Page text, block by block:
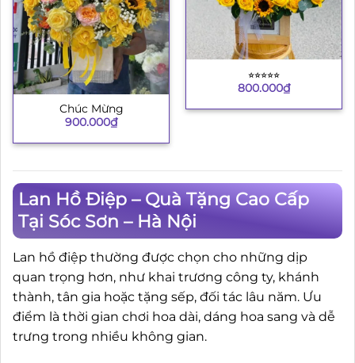
Chúc Mừng
900.000₫
⭐︎⭐︎⭐︎⭐︎⭐︎
800.000₫
Lan Hồ Điệp – Quà Tặng Cao Cấp
Tại Sóc Sơn – Hà Nội
Lan hồ điệp thường được chọn cho những dịp
quan trọng hơn, như khai trương công ty, khánh
thành, tân gia hoặc tặng sếp, đối tác lâu năm. Ưu
điểm là thời gian chơi hoa dài, dáng hoa sang và dễ
trưng trong nhiều không gian.